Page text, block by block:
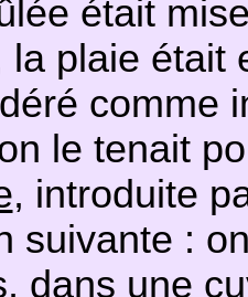
était
la plaie était
comme
le tenait
, introduite
suivante :
dans une